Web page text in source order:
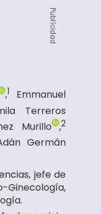
Publicidad
,1
Emmanuel
Terreros
Murillo ,2
Germán
jefe de